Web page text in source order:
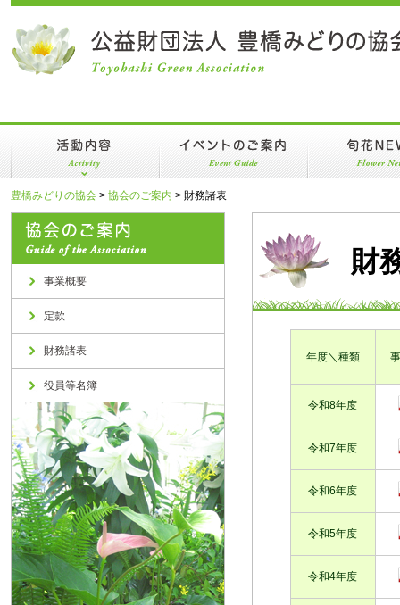
みどりの普及
みどりの支援
植物園等の管理
年間スケジュール
豊橋みどりの協会 > 協会のご案内 > 財務諸表
事業概要
定款
財務諸表
役員等名簿
財
年度＼種類
令和8年度
令和7年度
令和6年度
令和5年度
令和4年度